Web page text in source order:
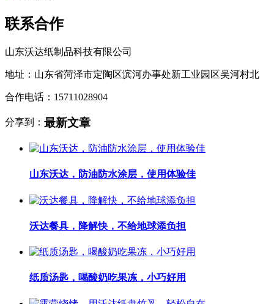
联系合作
山东沃达纸制品科技有限公司
地址：山东省菏泽市定陶区滨河办事处新工业园区吴河村北
合作电话：15711028904
分享到： 最新文章
山东沃达，防油防水涂层，使用体验佳
沃达餐具，降解快，不给地球添负担
纸质汤匙，喝酸奶吃果冻，小巧好用